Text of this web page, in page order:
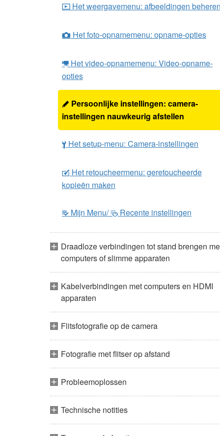
D Het weergavemenu: afbeeldingen beheren
C Het foto-opnamemenu: opname-opties
1 Het video-opnamemenu: Video-opname-
opties
A Persoonlijke instellingen: camera-
instellingen nauwkeurig afstellen
B Het setup-menu: Camera-instellingen
N Het retoucheermenu: geretoucheerde
kopieën maken
O Mijn Menu/m Recente instellingen
Draadloze verbindingen tot stand brengen
computers of slimme apparaten
Kabelverbindingen met computers en HDMI
apparaten
Flitsfotografie op de camera
Fotografie met flitser op afstand
Probleemoplossen
Technische notities